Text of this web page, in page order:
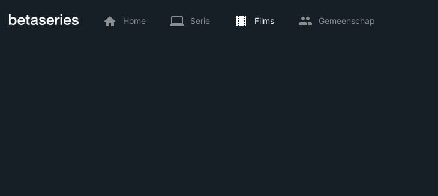
Home Serie Films Gemeenschap